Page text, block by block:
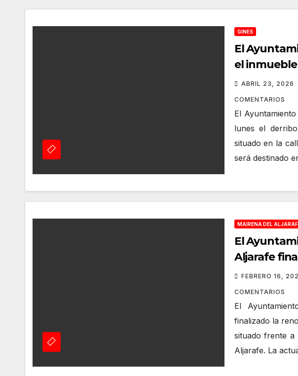
GINES
El
el
Rocío que
ABRIL 23, 2026
COMENTARIOS
El
lunes el
situado en la
será destinado
MAIRENA DEL
El
Aljarafe
conjuntos
Aljarafe
FEBRERO 16,
COMENTARIOS
El
finalizado la
situado frente a
Aljarafe. La